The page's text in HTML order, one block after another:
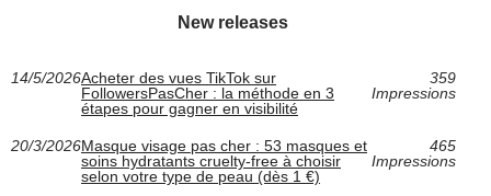
New releases
14/5/2026Acheter des vues TikTok sur
FollowersPasCher : la méthode en 3
étapes pour gagner en visibilité
359
Impressions
20/3/2026Masque visage pas cher : 53 masques et
soins hydratants cruelty‑free à choisir
selon votre type de peau (dès 1 €)
465
Impressions